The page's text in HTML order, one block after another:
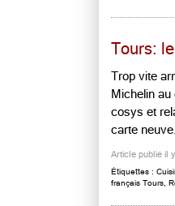
Tours:
Trop vite
Michelin
cosys et
carte
Article publié il
Étiquettes :
français Tours